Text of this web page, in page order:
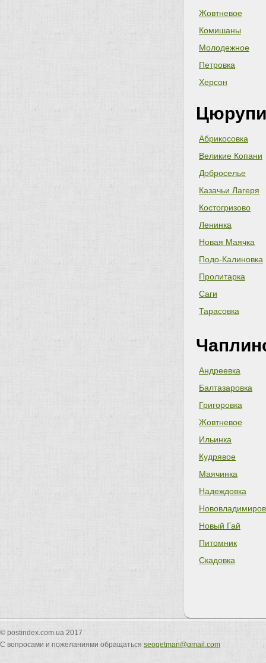
Жовтневое
Комишаны
Молодежное
Петровка
Херсон
Абрикосовка
Великие Копани
Доброселье
Казачьи Лагеря
Костогризово
Ленинка
Новая Маячка
Подо-Калиновка
Пролитарка
Саги
Тарасовка
Андреевка
Балтазаровка
Григоровка
Жовтневое
Ильинка
Кудрявое
Маячинка
Надеждовка
Новый Гай
Питомник
Скадовка
© postindex.com.ua 2017
С вопросами и пожеланиями обращаться seogetman@gmail.com